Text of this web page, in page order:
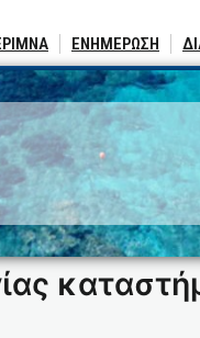
ΕΝΗΜΕΡΩΣΗ